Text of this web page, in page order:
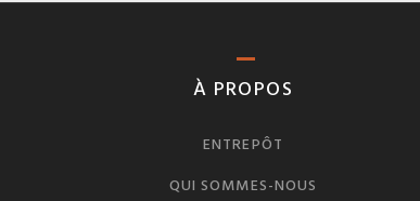
À PROPOS
ENTREPÔT
QUI SOMMES-NOUS